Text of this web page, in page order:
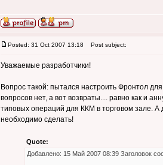
Posted: 31 Oct 2007 13:18 Post subject:
Уважаемые разработчики!
Вопрос такой: пытался настроить Фронтол
вопросов нет, а вот возвраты.... равно как и
типовых операций для ККМ в торговом зале. А
необходимо сделать!
Quote:
Добавлено: 15 Май 2007 08:39 Заголовок